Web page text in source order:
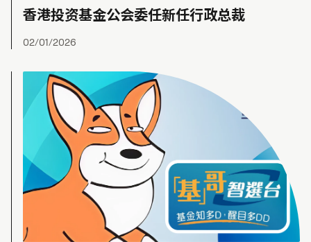
香港投资基金公会委任新任行政总裁
02/01/2026